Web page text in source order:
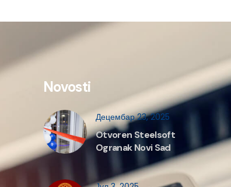
Novosti
Децембар 23, 2025
Otvoren Steelsoft
Ogranak Novi Sad